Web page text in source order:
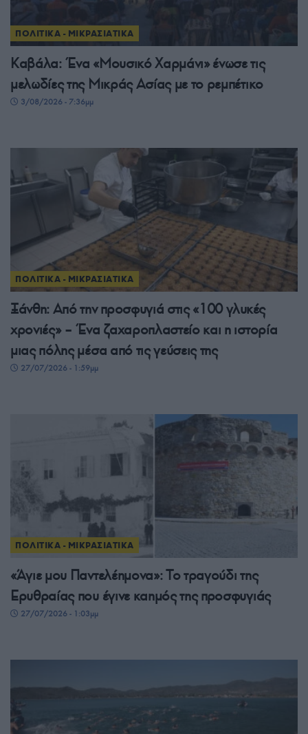
ΠΟΛΙΤΙΚΑ - ΜΙΚΡΑΣΙΑΤΙΚΑ
Καβάλα: Ένα «Μουσικό Χαρμάνι» ένωσε τις
μελωδίες της Μικράς Ασίας με το ρεμπέτικο
3/08/2026 - 7:36μμ
ΠΟΛΙΤΙΚΑ - ΜΙΚΡΑΣΙΑΤΙΚΑ
Ξάνθη: Από την προσφυγιά στις «100 γλυκές
χρονιές» – Ένα ζαχαροπλαστείο και η ιστορία
μιας πόλης μέσα από τις γεύσεις της
27/07/2026 - 1:59μμ
ΠΟΛΙΤΙΚΑ - ΜΙΚΡΑΣΙΑΤΙΚΑ
«Άγιε μου Παντελέημονα»: Το τραγούδι της
Ερυθραίας που έγινε καημός της προσφυγιάς
27/07/2026 - 1:03μμ